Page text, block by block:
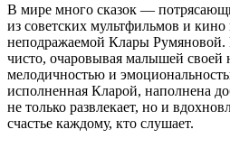
В мире много сказок —
из советских мультфильмов и
неподражаемой Клары Румяновой.
чисто, очаровывая малышей своей
мелодичностью и
исполненная Кларой, наполнена
не только развлекает, но и
счастье каждому, кто слушает.